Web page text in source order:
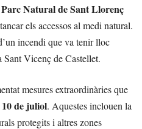
Parc Natural de Sant Llorenç
els accessos al medi natural.
incendi que va tenir lloc
Sant Vicenç de Castellet.
mesures extraordinàries que
de juliol. Aquestes inclouen la
protegits i altres zones